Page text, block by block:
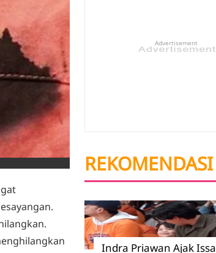
Advertisement
REKOMENDASI
Indra Priawan Ajak Issa